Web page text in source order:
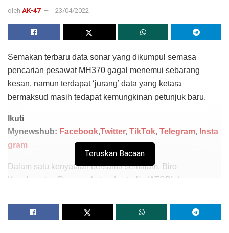
oleh AK-47 23/04/2022
Semakan terbaru data sonar yang dikumpul semasa
pencarian pesawat MH370 gagal menemui sebarang
kesan, namun terdapat ‘jurang’ data yang ketara
bermaksud masih tedapat kemungkinan petunjuk baru.
Ikuti
Mynewshub: Facebook,Twitter, TikTok, Telegram, Insta
gram
Dalam satu kenyataan bersama semalam, Biro
Keselamatan Pengangkutan Australia (ATSB) dan
“kontak” baru yang tidak dianalisis semasa carian asal.
Teruskan Bacaan